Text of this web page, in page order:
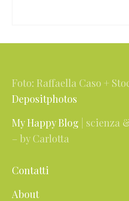
Foto: Raffaella Caso +
Depositphotos
My Happy Blog | scienza
– by Carlotta
Contatti
About